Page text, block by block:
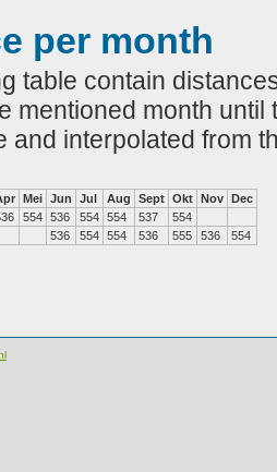
per month
table contain
mentioned month
and interpolated from
Mei Jun Jul Aug Sept Okt Nov Dec
554 536 554 554 537
554
536 554 554 536 555 536 554